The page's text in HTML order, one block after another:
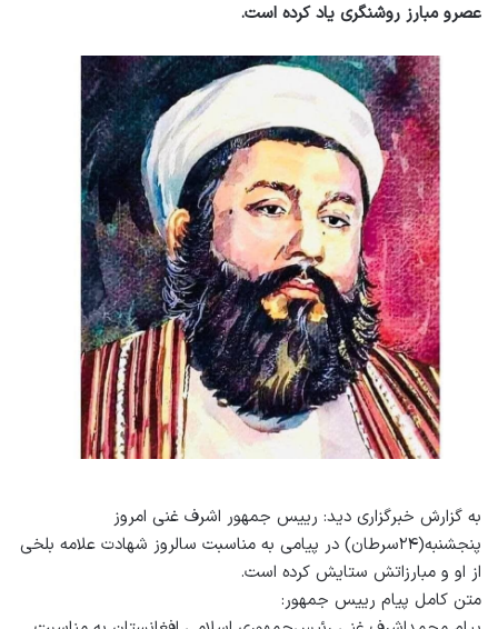
عصرو مبارز روشنگری یاد کرده است.
به گزارش خبرگزاری دید: رییس جمهور اشرف غنی امروز
پنجشنبه(۲۴سرطان) در پیامی به مناسبت سالروز شهادت علامه بلخی
از او و مبارزاتش ستایش کرده است.
متن کامل پیام رییس جمهور: